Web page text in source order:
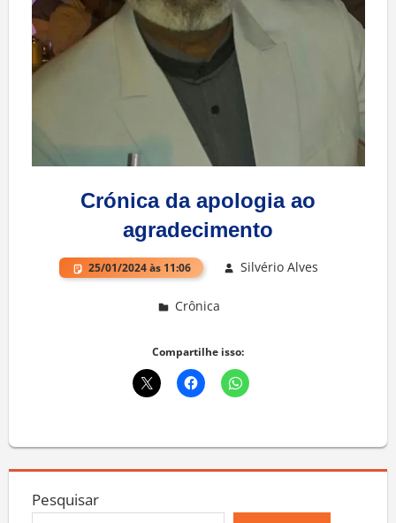
Crónica da apologia ao
agradecimento
25/01/2024 às 11:06 Silvério Alves
Crônica
Compartilhe isso:
Pesquisar